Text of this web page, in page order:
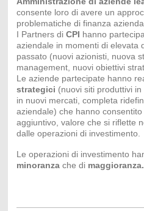
consente loro di avere un
problematiche di finanza
I Partners di CPI hanno
aziendale in momenti di elevata
passato (nuovi azionisti, nuova
management, nuovi obiettivi
Le aziende partecipate hanno
strategici (nuovi siti produttivi
in nuovi mercati, completa
aziendale) che hanno
aggiuntivo, valore che si riflette
dalle operazioni di investimento.
Le operazioni di investimento
minoranzache di maggioranza.